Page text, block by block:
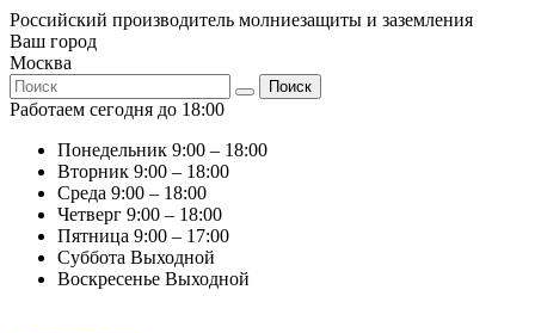
Российский производитель молниезащиты и заземления
Ваш город
Москва
Поиск
Работаем сегодня до 18:00
Понедельник 9:00 – 18:00
Вторник 9:00 – 18:00
Среда 9:00 – 18:00
Четверг 9:00 – 18:00
Пятница 9:00 – 17:00
Суббота Выходной
Воскресенье Выходной